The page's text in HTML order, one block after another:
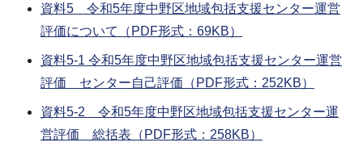
資料5 令和5年度中野区地域包括支援センター運営
評価について（PDF形式：69KB）
資料5-1 令和5年度中野区地域包括支援センター運営
評価 センター自己評価（PDF形式：252KB）
資料5-2 令和5年度中野区地域包括支援センター運
営評価 総括表（PDF形式：258KB）